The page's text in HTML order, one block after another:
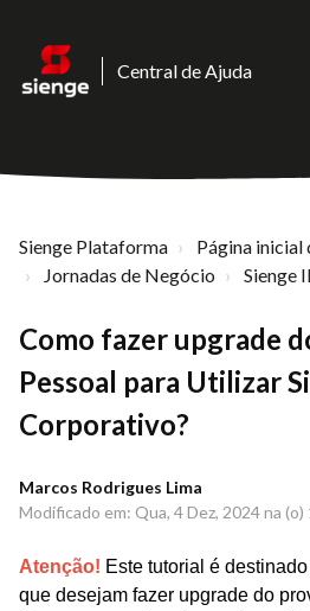
Central de Ajuda
Sienge Plataforma
Página inicial
Jornadas de Negócio
Sienge
Como fazer upgrade
Pessoal para Utilizar
Corporativo?
Marcos Rodrigues Lima
Modificado em: Qua, 4 Dez, 2024 na (o)
Atenção! Este tutorial é
que desejam fazer upgrade do